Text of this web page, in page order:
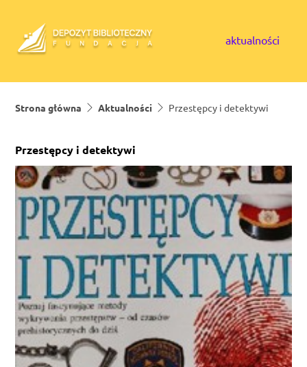
aktualności
Strona główna Aktualności Przestępcy i detektywi
Przestępcy i detektywi